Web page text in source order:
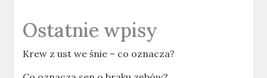
Ostatnie wpisy
Krew z ust we śnie – co oznacza?